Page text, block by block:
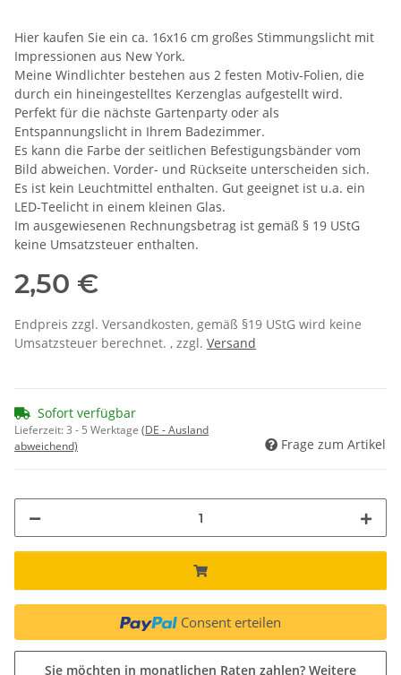
Hier kaufen Sie ein ca. 16x16 cm großes Stimmungslicht mit
Impressionen aus New York.
Meine Windlichter bestehen aus 2 festen Motiv-Folien, die
durch ein hineingestelltes Kerzenglas aufgestellt wird.
Perfekt für die nächste Gartenparty oder als
Entspannungslicht in Ihrem Badezimmer.
Es kann die Farbe der seitlichen Befestigungsbänder vom
Bild abweichen. Vorder- und Rückseite unterscheiden sich.
Es ist kein Leuchtmittel enthalten. Gut geeignet ist u.a. ein
LED-Teelicht in einem kleinen Glas.
Im ausgewiesenen Rechnungsbetrag ist gemäß § 19 UStG
keine Umsatzsteuer enthalten.
2,50 €
Endpreis zzgl. Versandkosten, gemäß §19 UStG wird keine
Umsatzsteuer berechnet. , zzgl. Versand
Sofort verfügbar
Lieferzeit:3 - 5 Werktage (DE - Ausland
abweichend)
Frage zum Artikel
Consent erteilen
Sie möchten in monatlichen Raten zahlen? Weitere